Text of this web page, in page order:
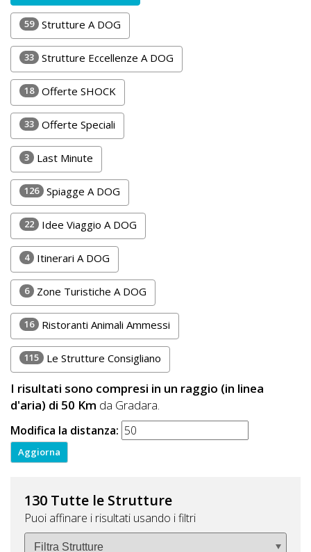
Lavora
con
Noi
Inserisci
Attività
Accedi
Registrati
59 Strutture A DOG
33 Strutture Eccellenze A DOG
18 Offerte SHOCK
33 Offerte Speciali
3 Last Minute
126 Spiagge A DOG
22 Idee Viaggio A DOG
4 Itinerari A DOG
6 Zone Turistiche A DOG
16 Ristoranti Animali Ammessi
115 Le Strutture Consigliano
I risultati sono compresi in un raggio (in linea
d'aria) di 50 Km da Gradara.
Modifica la distanza:
130 Tutte le Strutture
Puoi affinare i risultati usando i filtri